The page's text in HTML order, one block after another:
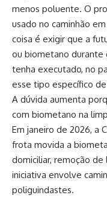
menos poluente. O
usado no caminhão
coisa é exigir que a
ou biometano durante
tenha executado, no
esse tipo específico
A dúvida aumenta
com biometano na
Em janeiro de 2026, a
frota movida a
domiciliar, remoção
iniciativa envolve
poliguindastes.